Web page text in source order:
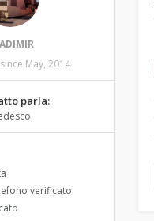
May, 2014
parla:
verificato